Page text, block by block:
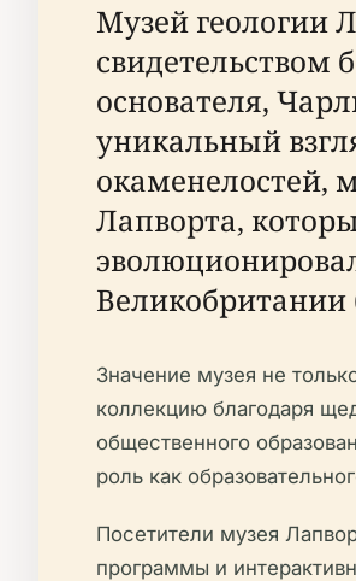
Музей геологии
свидетельством
основателя,
уникальный
окаменелостей,
Лапворта,
Великобритании
Значение музея не
коллекцию благодаря
общественного
роль как
Посетители музея
программы и